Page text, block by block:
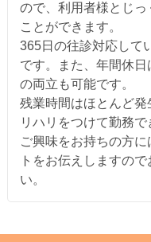
ので、利用者様とじ
ことができます。
365日の往診対応して
です。また、年間休
の両立も可能です。
残業時間はほとんど
リハリをつけて勤務で
ご興味をお持ちの方
トをお伝えしますの
い。